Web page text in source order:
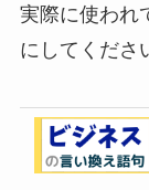
実際に使われ
にしてくださ